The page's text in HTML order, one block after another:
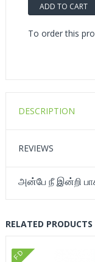
ADD TO CART
To order this
DESCRIPTION
REVIEWS
அன்பே நீ இன்றி
RELATED PRODUCTS
FD